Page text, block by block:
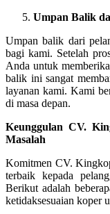
Umpan Balik
Umpan balik dari
bagi kami. Setelah
Anda untuk
balik ini sangat
layanan kami. Kami
di masa depan.
Keunggulan CV.
Masalah
Komitmen CV.
terbaik kepada
Berikut adalah
ketidaksesuaian koper